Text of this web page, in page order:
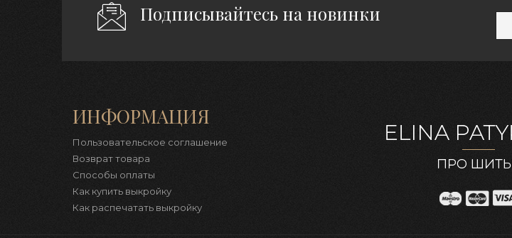
Подписывайтесь на новинки
ИНФОРМАЦИЯ
Пользовательское соглашение
Возврат товара
Способы оплаты
Как купить выкройку
Как распечатать выкройку